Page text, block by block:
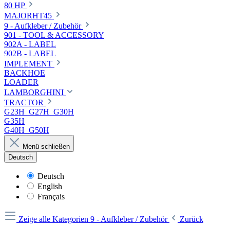
80 HP
MAJORHT45
9 - Aufkleber / Zubehör
901 - TOOL & ACCESSORY
902A - LABEL
902B - LABEL
IMPLEMENT
BACKHOE
LOADER
LAMBORGHINI
TRACTOR
G23H_G27H_G30H
G35H
G40H_G50H
Menü schließen
Deutsch
Deutsch
English
Français
Zeige alle Kategorien 9 - Aufkleber / Zubehör
Zurück